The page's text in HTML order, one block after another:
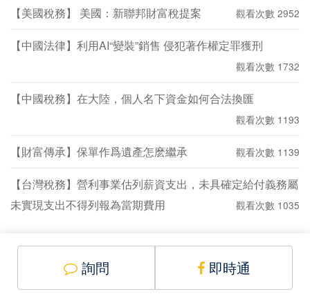
【美國稅務】 美國：新聯邦財富稅提案 觀看次數 2952
【中國法律】利用AI“變裝”銷售 侵犯著作權定罪獲刑
觀看次數 1732
【中國稅務】在大陸，個人名下資金如何合法換匯
觀看次數 1193
【財富傳承】保單作爲遺產怎麽繼承 觀看次數 1139
【台灣稅務】營利事業估列薪資支出，未具確定給付義務屬
未實現支出不得列報為當期費用
觀看次數 1035
詢問 即時通